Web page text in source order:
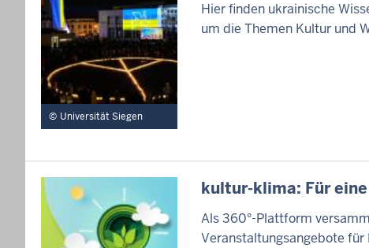
Universität Siegen
Hier finden ukrainische
um die Themen Kultur und
kultur-klima: Für
Als 360°-Plattform
Veranstaltungsangebote